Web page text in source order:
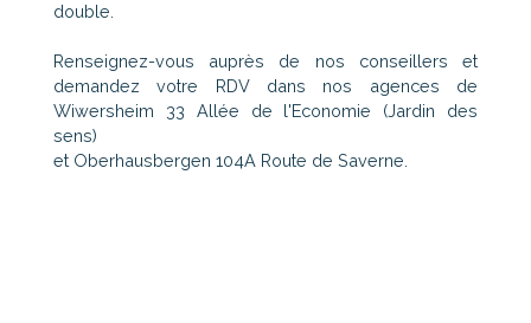
double.
Renseignez-vous auprès de nos conseillers et
demandez votre RDV dans nos agences de
Wiwersheim 33 Allée de l'Economie (Jardin des
sens)
et Oberhausbergen 104A Route de Saverne.